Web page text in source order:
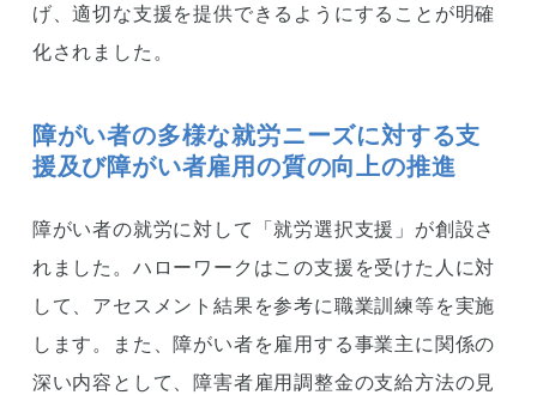
げ、適切な支援を提供できるようにすることが明確
化されました。
障がい者の多様な就労ニーズに対する支
援及び障がい者雇用の質の向上の推進
障がい者の就労に対して「就労選択支援」が創設さ
れました。ハローワークはこの支援を受けた人に対
して、アセスメント結果を参考に職業訓練等を実施
します。また、障がい者を雇用する事業主に関係の
深い内容として、障害者雇用調整金の支給方法の見